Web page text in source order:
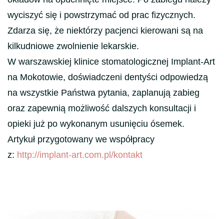
wyciszyć się i powstrzymać od prac fizycznych.
Zdarza się, że niektórzy pacjenci kierowani są na
kilkudniowe zwolnienie lekarskie.
W warszawskiej klinice stomatologicznej Implant-Art
na Mokotowie, doświadczeni dentyści odpowiedzą
na wszystkie Państwa pytania, zaplanują zabieg
oraz zapewnią możliwość dalszych konsultacji i
opieki już po wykonanym usunięciu ósemek.
Artykuł przygotowany we współpracy
z: http://implant-art.com.pl/kontakt